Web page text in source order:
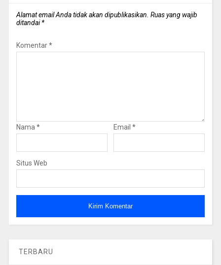
Alamat email Anda tidak akan dipublikasikan. Ruas yang wajib
ditandai*
Komentar*
Nama * Email *
Situs Web
TERBARU